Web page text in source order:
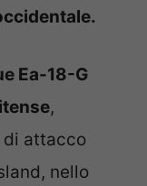
Ea-18-G
,
di attacco
nello